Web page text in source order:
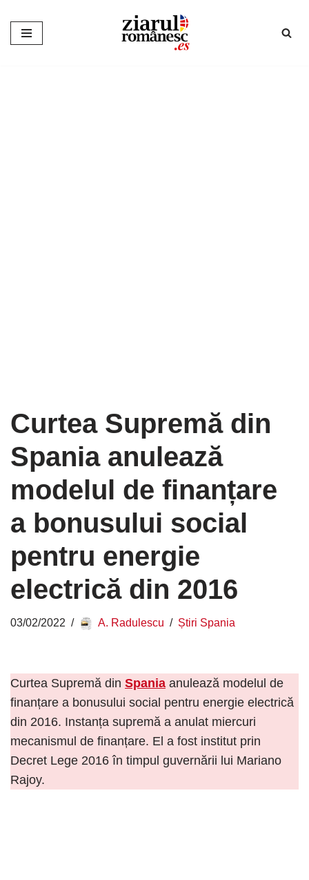
Sari
Curtea Supremă din
Spania anulează
modelul de finanțare
a bonusului social
pentru energie
electrică din 2016
03/02/2022 A. Radulescu Știri Spania
Curtea Supremă din Spania anulează modelul de
finanțare a bonusului social pentru energie electrică
din 2016. Instanța supremă a anulat miercuri
mecanismul de finanțare. El a fost institut prin
Decret Lege 2016 în timpul guvernării lui Mariano
Rajoy.